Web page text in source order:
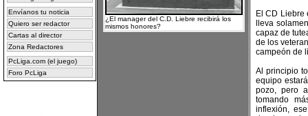
Envíanos tu noticia
Quiero ser redactor
Cartas al director
Zona Redactores
PcLiga.com (el juego)
Foro PcLiga
¿El manager del C.D. Liebre recibirá los
mismos honores?
El CD Liebre
lleva
capaz de
de los
campeón de
Al principio
equipo
pozo, pero
tomando
inflexión,